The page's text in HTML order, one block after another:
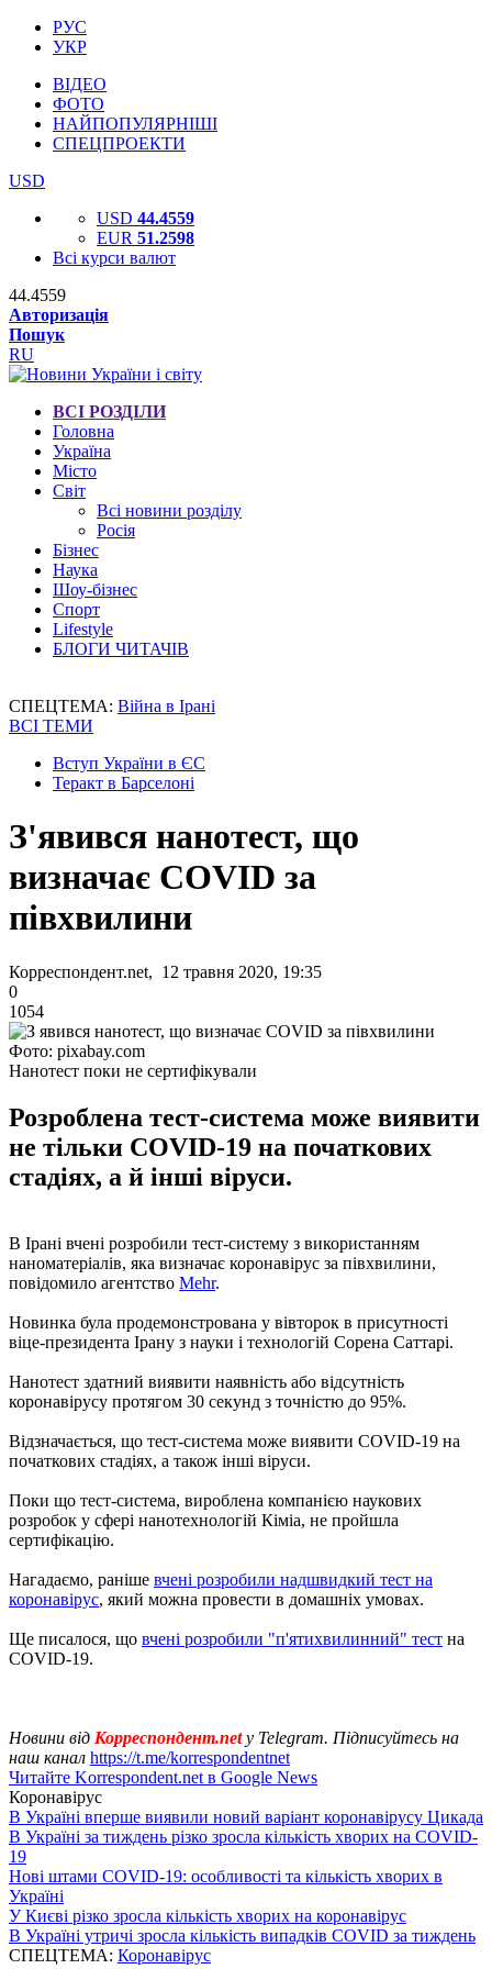
РУС
УКР
ВІДЕО
ФОТО
НАЙПОПУЛЯРНІШІ
СПЕЦПРОЕКТИ
USD
USD 44.4559
EUR 51.2598
Всі курси валют
44.4559
Авторизація
Пошук
RU
ВСІ РОЗДІЛИ
Головна
Україна
Місто
Світ
Всі новини розділу
Росія
Бізнес
Наука
Шоу-бізнес
Спорт
Lifestyle
БЛОГИ ЧИТАЧІВ
СПЕЦТЕМА: Війна в Ірані
ВСІ ТЕМИ
Вступ України в ЄС
Теракт в Барселоні
З'явився нанотест, що
визначає COVID за
півхвилини
Корреспондент.net, 12 травня 2020, 19:35
0
1054
Фото: pixabay.com
Нанотест поки не сертифікували
Розроблена тест-система може виявити
не тільки COVID-19 на початкових
стадіях, а й інші віруси.
В Ірані вчені розробили тест-систему з використанням
наноматеріалів, яка визначає коронавірус за півхвилини,
повідомило агентство Mehr.
Новинка була продемонстрована у вівторок в присутності
віце-президента Ірану з науки і технологій Сорена Саттарі.
Нанотест здатний виявити наявність або відсутність
коронавірусу протягом 30 секунд з точністю до 95%.
Відзначається, що тест-система може виявити COVID-19 на
початкових стадіях, а також інші віруси.
Поки що тест-система, вироблена компанією наукових
розробок у сфері нанотехнологій Кіміа, не пройшла
сертифікацію.
Нагадаємо, раніше вчені розробили надшвидкий тест на
коронавірус, який можна провести в домашніх умовах.
Ще писалося, що вчені розробили "п'ятихвилинний" тест на
COVID-19.
Новини від Корреспондент.net у Telegram. Підписуйтесь на
наш канал https://t.me/korrespondentnet
Читайте Korrespondent.net в Google News
Коронавірус
В Україні вперше виявили новий варіант коронавірусу Цикада
В Україні за тиждень різко зросла кількість хворих на COVID-
19
Нові штами COVID-19: особливості та кількість хворих в
Україні
У Києві різко зросла кількість хворих на коронавірус
В Україні утричі зросла кількість випадків COVID за тиждень
СПЕЦТЕМА: Коронавірус